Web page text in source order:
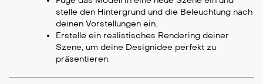
stelle den Hintergrund und die Beleuchtung nach
deinen Vorstellungen ein.
Erstelle ein realistisches Rendering deiner
Szene, um deine Designidee perfekt zu
präsentieren.